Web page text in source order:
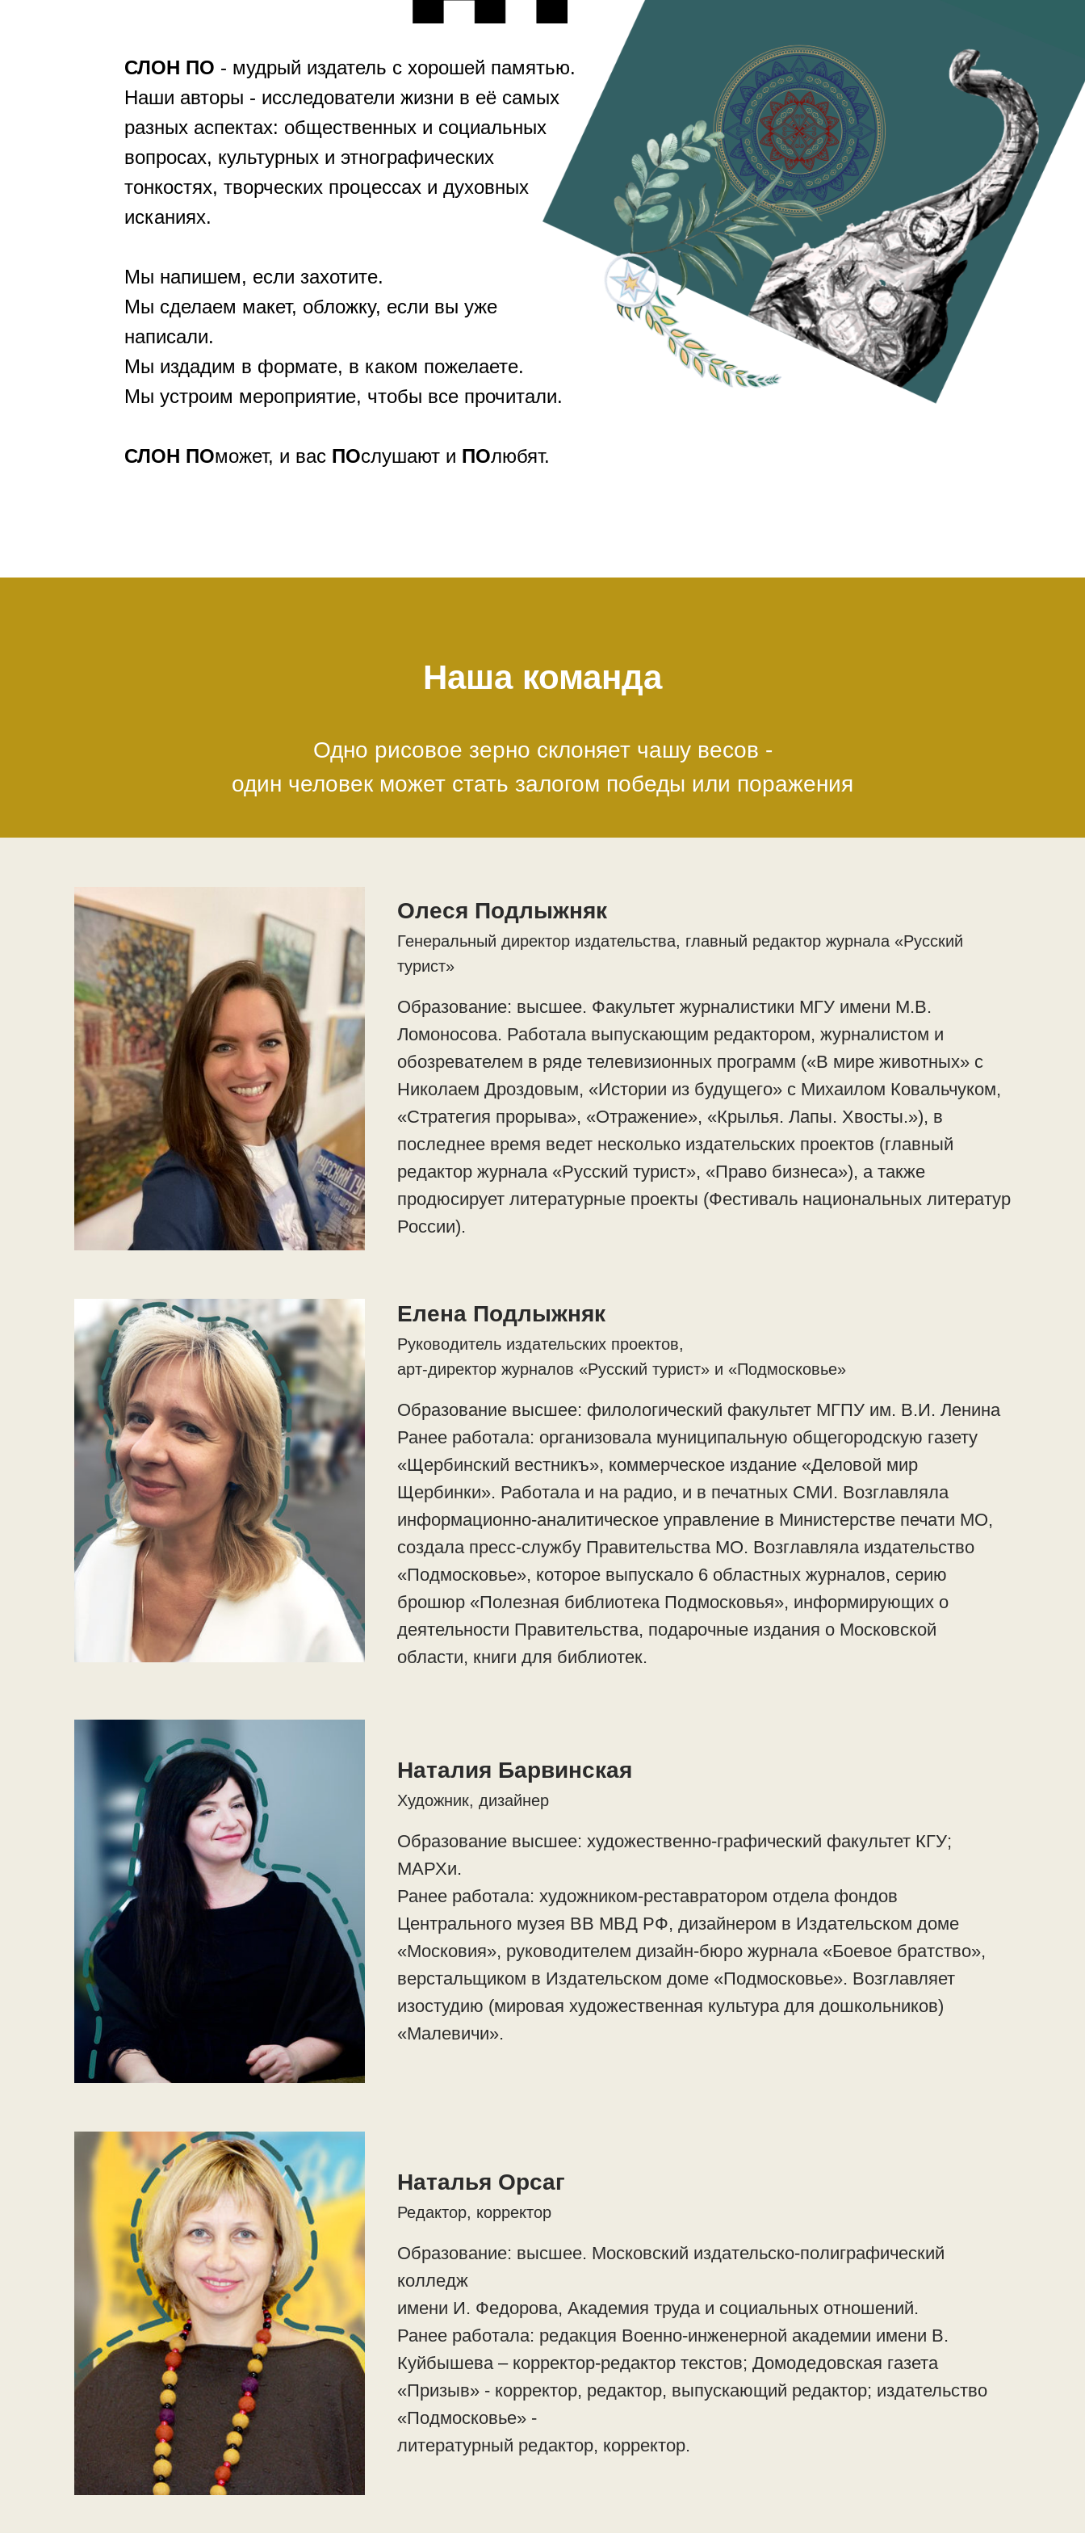
СЛОН ПО - мудрый издатель с хорошей памятью.
Наши авторы - исследователи жизни в её самых
разных аспектах: общественных и социальных
вопросах, культурных и этнографических
тонкостях, творческих процессах и духовных
исканиях.
Мы напишем, если захотите.
Мы сделаем макет, обложку, если вы уже
написали.
Мы издадим в формате, в каком пожелаете.
Мы устроим мероприятие, чтобы все прочитали.
СЛОН ПОможет, и вас ПОслушают и ПОлюбят.
Наша команда
Одно рисовое зерно склоняет чашу весов -
один человек может стать залогом победы или поражения
Олеся Подлыжняк
Генеральный директор издательства, главный редактор журнала «Русский
турист»
Образование: высшее. Факультет журналистики МГУ имени М.В.
Ломоносова. Работала выпускающим редактором, журналистом и
обозревателем в ряде телевизионных программ («В мире животных» с
Николаем Дроздовым, «Истории из будущего» с Михаилом Ковальчуком,
«Стратегия прорыва», «Отражение», «Крылья. Лапы. Хвосты.»), в
последнее время ведет несколько издательских проектов (главный
редактор журнала «Русский турист», «Право бизнеса»), а также
продюсирует литературные проекты (Фестиваль национальных литератур
России).
Елена Подлыжняк
Руководитель издательских проектов,
арт-директор журналов «Русский турист» и «Подмосковье»
Образование высшее: филологический факультет МГПУ им. В.И. Ленина
Ранее работала: организовала муниципальную общегородскую газету
«Щербинский вестникъ», коммерческое издание «Деловой мир
Щербинки». Работала и на радио, и в печатных СМИ. Возглавляла
информационно-аналитическое управление в Министерстве печати МО,
создала пресс-службу Правительства МО. Возглавляла издательство
«Подмосковье», которое выпускало 6 областных журналов, серию
брошюр «Полезная библиотека Подмосковья», информирующих о
деятельности Правительства, подарочные издания о Московской
области, книги для библиотек.
Наталия Барвинская
Художник, дизайнер
Образование высшее: художественно-графический факультет КГУ;
МАРХи.
Ранее работала: художником-реставратором отдела фондов
Центрального музея ВВ МВД РФ, дизайнером в Издательском доме
«Московия», руководителем дизайн-бюро журнала «Боевое братство»,
верстальщиком в Издательском доме «Подмосковье». Возглавляет
изостудию (мировая художественная культура для дошкольников)
«Малевичи».
Наталья Орсаг
Редактор, корректор
Образование: высшее. Московский издательско-полиграфический
колледж
имени И. Федорова, Академия труда и социальных отношений.
Ранее работала: редакция Военно-инженерной академии имени В.
Куйбышева – корректор-редактор текстов; Домодедовская газета
«Призыв» - корректор, редактор, выпускающий редактор; издательство
«Подмосковье» -
литературный редактор, корректор.